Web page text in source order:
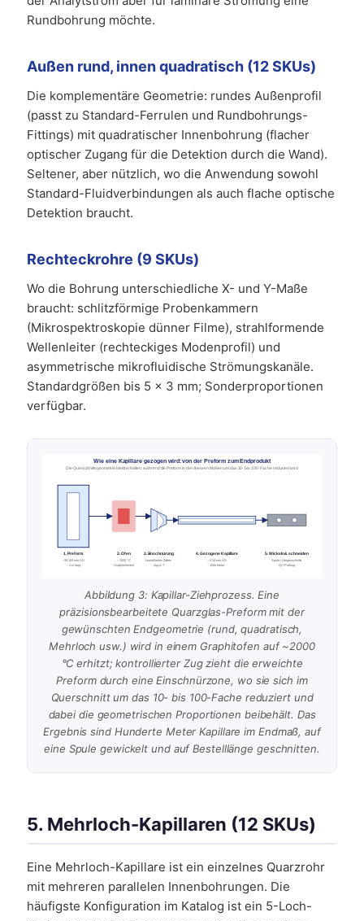
Rundbohrung möchte.
Außen rund, innen quadratisch (12 SKUs)
Die komplementäre Geometrie: rundes Außenprofil
(passt zu Standard-Ferrulen und Rundbohrungs-
Fittings) mit quadratischer Innenbohrung (flacher
optischer Zugang für die Detektion durch die Wand).
Seltener, aber nützlich, wo die Anwendung sowohl
Standard-Fluidverbindungen als auch flache optische
Detektion braucht.
Rechteckrohre (9 SKUs)
Wo die Bohrung unterschiedliche X- und Y-Maße
braucht: schlitzförmige Probenkammern
(Mikrospektroskopie dünner Filme), strahlformende
Wellenleiter (rechteckiges Modenprofil) und
asymmetrische mikrofluidische Strömungskanäle.
Standardgrößen bis 5 × 3 mm; Sonderproportionen
verfügbar.
Wie eine Kapillare gezogen wird: von der Preform zum Endprodukt
Die Querschnittsgeometrie bleibt erhalten, während die Preform in den linearen Maßen um das 10- bis 100-Fache reduziert wird
1. Preform
~ 30-100 mm AD
~ 1 m lang
2. Ofen
~ 2000 °C
Graphitelement
3. Einschnürung
kontrolliertes Ziehen
Zug & T
4. Gezogene Kapillare
~ 0,3-3 mm AD
100e Meter
5. Wickeln & schneiden
Spule / Längenschnitte
QC-Prüfung
Abbildung 3: Kapillar-Ziehprozess. Eine
präzisionsbearbeitete Quarzglas-Preform mit der
gewünschten Endgeometrie (rund, quadratisch,
Mehrloch usw.) wird in einem Graphitofen auf ~2000
°C erhitzt; kontrollierter Zug zieht die erweichte
Preform durch eine Einschnürzone, wo sie sich im
Querschnitt um das 10- bis 100-Fache reduziert und
dabei die geometrischen Proportionen beibehält. Das
Ergebnis sind Hunderte Meter Kapillare im Endmaß, auf
eine Spule gewickelt und auf Bestelllänge geschnitten.
5. Mehrloch-Kapillaren (12 SKUs)
Eine Mehrloch-Kapillare ist ein einzelnes Quarzrohr
mit mehreren parallelen Innenbohrungen. Die
häufigste Konfiguration im Katalog ist ein 5-Loch-